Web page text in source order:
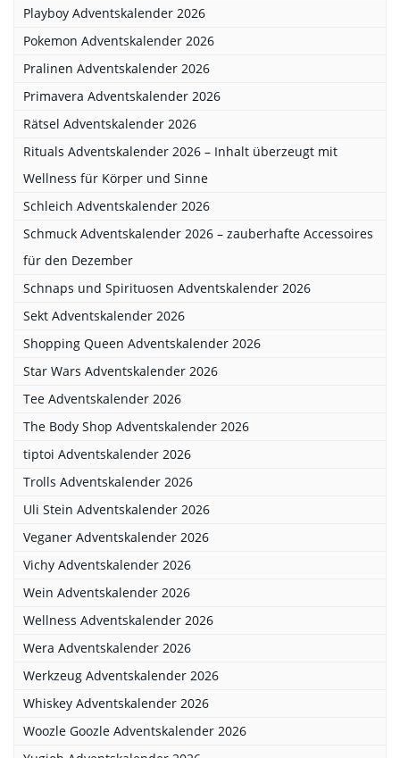
Playboy Adventskalender 2026
Pokemon Adventskalender 2026
Pralinen Adventskalender 2026
Primavera Adventskalender 2026
Rätsel Adventskalender 2026
Rituals Adventskalender 2026 – Inhalt überzeugt mit
Wellness für Körper und Sinne
Schleich Adventskalender 2026
Schmuck Adventskalender 2026 – zauberhafte Accessoires
für den Dezember
Schnaps und Spirituosen Adventskalender 2026
Sekt Adventskalender 2026
Shopping Queen Adventskalender 2026
Star Wars Adventskalender 2026
Tee Adventskalender 2026
The Body Shop Adventskalender 2026
tiptoi Adventskalender 2026
Trolls Adventskalender 2026
Uli Stein Adventskalender 2026
Veganer Adventskalender 2026
Vichy Adventskalender 2026
Wein Adventskalender 2026
Wellness Adventskalender 2026
Wera Adventskalender 2026
Werkzeug Adventskalender 2026
Whiskey Adventskalender 2026
Woozle Goozle Adventskalender 2026